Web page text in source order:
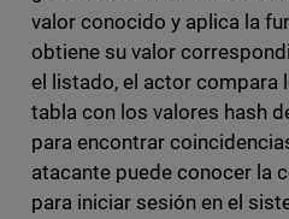
valor conocido y aplica la
obtiene su valor
el listado, el actor compara
tabla con los valores hash
para encontrar
atacante puede conocer la
para iniciar sesión en el